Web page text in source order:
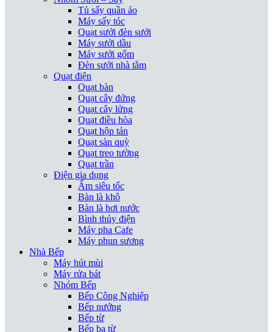
Tủ sấy quần áo
Máy sấy tóc
Quạt sưởi đèn sưởi
Máy sưởi dầu
Máy sưởi gốm
Đèn sưởi nhà tắm
Quạt điện
Quạt bàn
Quạt cây đứng
Quạt cây lửng
Quạt điều hòa
Quạt hộp tản
Quạt sàn quỳ
Quạt treo tường
Quạt trần
Điện gia dụng
Ấm siêu tốc
Bàn là khô
Bàn là hơi nước
Bình thủy điện
Máy pha Cafe
Máy phun sương
Nhà Bếp
Máy hút mùi
Máy rửa bát
Nhóm Bếp
Bếp Công Nghiệp
Bếp nướng
Bếp từ
Bếp ba từ